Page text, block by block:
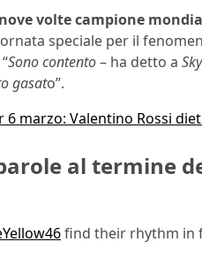
nove volte campione
speciale per il
Sono contento– ha detto a
gasato”.
6 marzo: Valentino Rossi
al termine
find their rhythm in